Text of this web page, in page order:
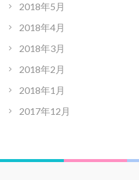
2018年5月
2018年4月
2018年3月
2018年2月
2018年1月
2017年12月